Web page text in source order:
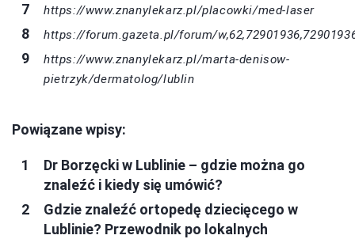
https://www.znanylekarz.pl/placowki/med-laser
https://forum.gazeta.pl/forum/
https://www.znanylekarz.pl/marta-denisow-
pietrzyk/dermatolog/lublin
Powiązane wpisy:
Dr Borzęcki w Lublinie – gdzie można go
znaleźć i kiedy się umówić?
Gdzie znaleźć ortopedę dziecięcego w
Lublinie? Przewodnik po lokalnych